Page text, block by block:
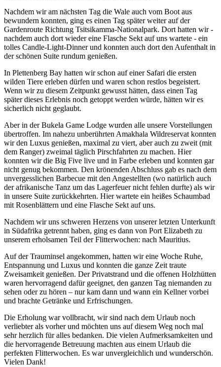
Nachdem wir am nächsten Tag die Wale auch vom Boot aus
bewundern konnten, ging es einen Tag später weiter auf der
Gardenroute Richtung Tsitsikamma-Nationalpark. Dort hatten wir -
nachdem auch dort wieder eine Flasche Sekt auf uns wartete - ein
tolles Candle-Light-Dinner und konnten auch dort den Aufenthalt in
der schönen Suite rundum genießen.
In Plettenberg Bay hatten wir schon auf einer Safari die ersten
wilden Tiere erleben dürfen und waren schon restlos begeistert.
Wenn wir zu diesem Zeitpunkt gewusst hätten, dass einen Tag
später dieses Erlebnis noch getoppt werden würde, hätten wir es
sicherlich nicht geglaubt.
Aber in der Bukela Game Lodge wurden alle unsere Vorstellungen
übertroffen. Im nahezu unberührten Amakhala Wildreservat konnten
wir den Luxus genießen, maximal zu viert, aber auch zu zweit (mit
dem Ranger) zweimal täglich Pirschfahrten zu machen. Hier
konnten wir die Big Five live und in Farbe erleben und konnten gar
nicht genug bekommen. Den krönenden Abschluss gab es nach dem
unvergesslichen Barbecue mit den Angestellten (wo natürlich auch
der afrikanische Tanz um das Lagerfeuer nicht fehlen durfte) als wir
in unsere Suite zurückkehrten. Hier wartete ein heißes Schaumbad
mit Rosenblättern und eine Flasche Sekt auf uns.
Nachdem wir uns schweren Herzens von unserer letzten Unterkunft
in Südafrika getrennt haben, ging es dann von Port Elizabeth zu
unserem erholsamen Teil der Flitterwochen: nach Mauritius.
Auf der Trauminsel angekommen, hatten wir eine Woche Ruhe,
Entspannung und Luxus und konnten die ganze Zeit traute
Zweisamkeit genießen. Der Privatstrand und die offenen Holzhütten
waren hervorragend dafür geeignet, den ganzen Tag niemanden zu
sehen oder zu hören – nur kam dann und wann ein Kellner vorbei
und brachte Getränke und Erfrischungen.
Die Erholung war vollbracht, wir sind nach dem Urlaub noch
verliebter als vorher und möchten uns auf diesem Weg noch mal
sehr herzlich für alles bedanken. Die vielen Aufmerksamkeiten und
die hervorragende Betreuung machten aus einem Urlaub die
perfekten Flitterwochen. Es war unvergleichlich und wunderschön.
Vielen Dank!